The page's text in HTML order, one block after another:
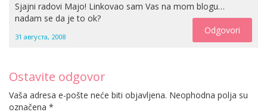
Sjajni radovi Majo! Linkovao sam Vas na mom blogu…
nadam se da je to ok?
31 августа, 2008
Odgovori
Ostavite odgovor
Vaša adresa e-pošte neće biti objavljena. Neophodna polja su
označena *